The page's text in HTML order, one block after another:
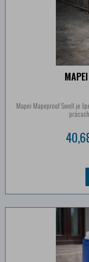
Mapei Mapeproof Swell je